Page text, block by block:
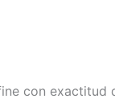
con